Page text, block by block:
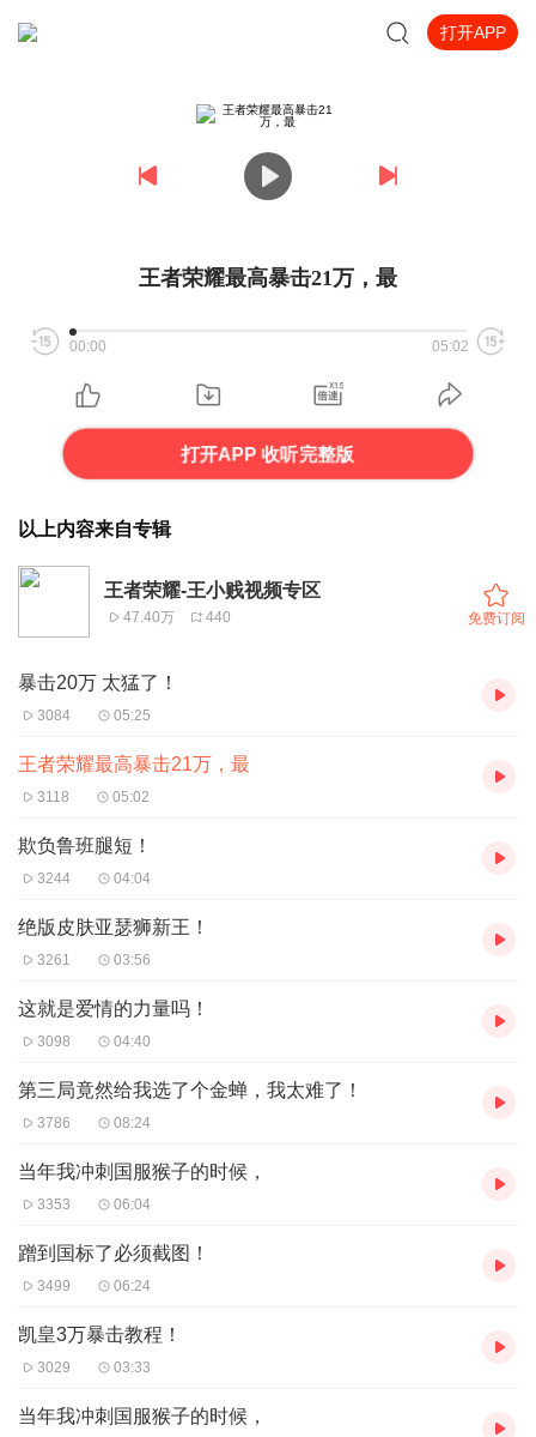
打开APP
王者荣耀最高暴击21万，最
00:00 05:02
打开APP 收听完整版
以上内容来自专辑
王者荣耀-王小贱视频专区
47.40万 440 免费订阅
暴击20万 太猛了！
3084 05:25
王者荣耀最高暴击21万，最
3118 05:02
欺负鲁班腿短！
3244 04:04
绝版皮肤亚瑟狮新王！
3261 03:56
这就是爱情的力量吗！
3098 04:40
第三局竟然给我选了个金蝉，我太难了！
3786 08:24
当年我冲刺国服猴子的时候，
3353 06:04
蹭到国标了必须截图！
3499 06:24
凯皇3万暴击教程！
3029 03:33
当年我冲刺国服猴子的时候，